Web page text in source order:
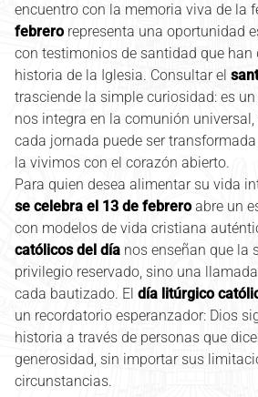
encuentro con la memoria viva de la
febrerorepresenta una oportunidad
con testimonios de santidad que han
historia de la Iglesia. Consultar el
trasciende la simple curiosidad: es
nos integra en la comunión
cada jornada puede ser
la vivimos con el corazón abierto.
Para quien desea alimentar su vida
se celebra el 13 de febreroabre un
con modelos de vida cristiana
católicos del día nos enseñan que la
privilegio reservado, sino una
cada bautizado. El día litúrgico
un recordatorio esperanzador: Dios
historia a través de personas que
generosidad, sin importar sus
circunstancias.